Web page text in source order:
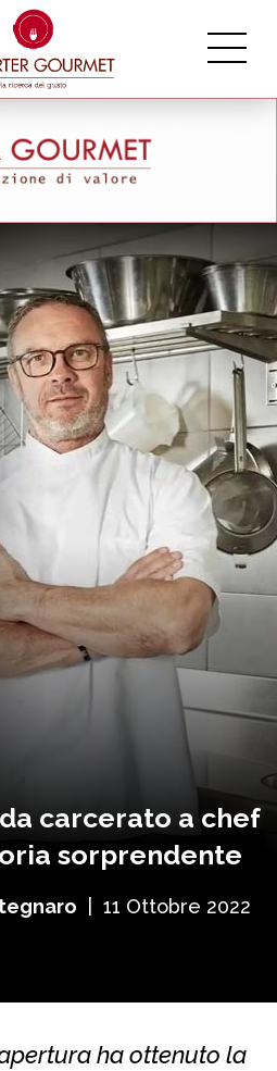
carcerato a chef
sorprendente
11 Ottobre 2022
ha ottenuto la